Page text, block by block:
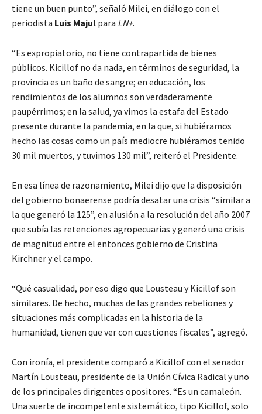
tiene un buen punto”, señaló Milei, en diálogo con el
periodista Luis Majul para LN+.
“Es expropiatorio, no tiene contrapartida de bienes
públicos. Kicillof no da nada, en términos de seguridad, la
provincia es un baño de sangre; en educación, los
rendimientos de los alumnos son verdaderamente
paupérrimos; en la salud, ya vimos la estafa del Estado
presente durante la pandemia, en la que, si hubiéramos
hecho las cosas como un país mediocre hubiéramos tenido
30 mil muertos, y tuvimos 130 mil”, reiteró el Presidente.
En esa línea de razonamiento, Milei dijo que la disposición
del gobierno bonaerense podría desatar una crisis “similar a
la que generó la 125”, en alusión a la resolución del año 2007
que subía las retenciones agropecuarias y generó una crisis
de magnitud entre el entonces gobierno de Cristina
Kirchner y el campo.
“Qué casualidad, por eso digo que Lousteau y Kicillof son
similares. De hecho, muchas de las grandes rebeliones y
situaciones más complicadas en la historia de la
humanidad, tienen que ver con cuestiones fiscales”, agregó.
Con ironía, el presidente comparó a Kicillof con el senador
Martín Lousteau, presidente de la Unión Cívica Radical y uno
de los principales dirigentes opositores. “Es un camaleón.
Una suerte de incompetente sistemático, tipo Kicillof, solo